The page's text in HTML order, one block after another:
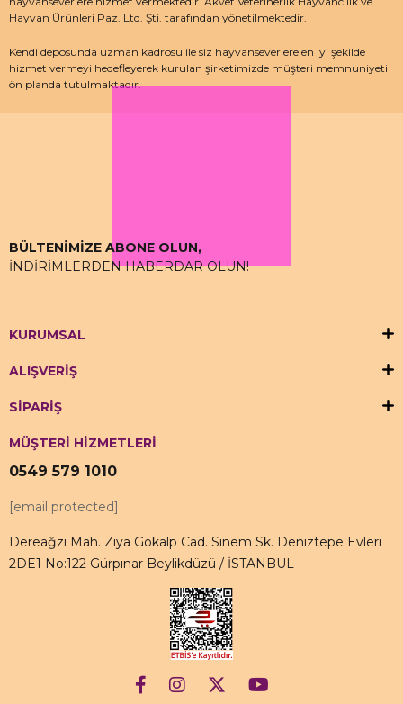
Hayvan Ürünleri Paz. Ltd. Şti. tarafından yönetilmektedir.
Kendi deposunda uzman kadrosu ile siz hayvanseverlere en iyi şekilde
hizmet vermeyi hedefleyerek kurulan şirketimizde müşteri memnuniyeti
ön planda tutulmaktadır.
BÜLTENİMİZE ABONE OLUN,
İNDİRİMLERDEN HABERDAR OLUN!
KURUMSAL
ALIŞVERİŞ
SİPARİŞ
MÜŞTERİ HİZMETLERİ
0549 579 1010
[email protected]
Dereağzı Mah. Ziya Gökalp Cad. Sinem Sk. Deniztepe Evleri
2DE1 No:122 Gürpınar Beylikdüzü / İSTANBUL